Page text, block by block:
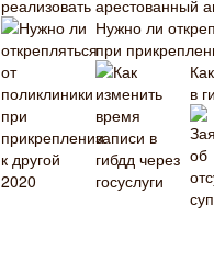
реализовать арестованный
Нужно ли
при
в